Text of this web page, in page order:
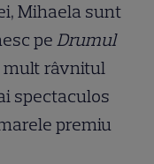
Mihaela sunt
peDrumul
râvnitul
spectaculos
premiu